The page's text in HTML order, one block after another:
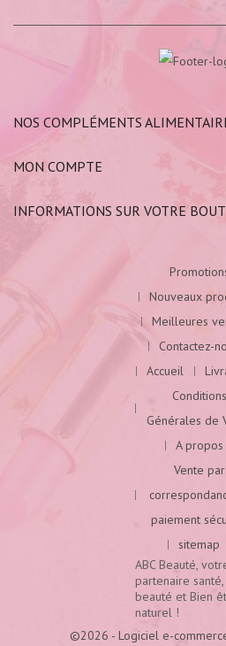
NOS COMPLÉMENTS
MON COMPTE
INFORMATIONS SUR VOTRE
Nouveaux
Meilleures
Contactez-
Accueil
Conditions
Générales de
A propos
Vente par
paiement
sitemap
ABC Beauté,
partenaire santé,
beauté et Bien
naturel !
©2026 - Logiciel e-